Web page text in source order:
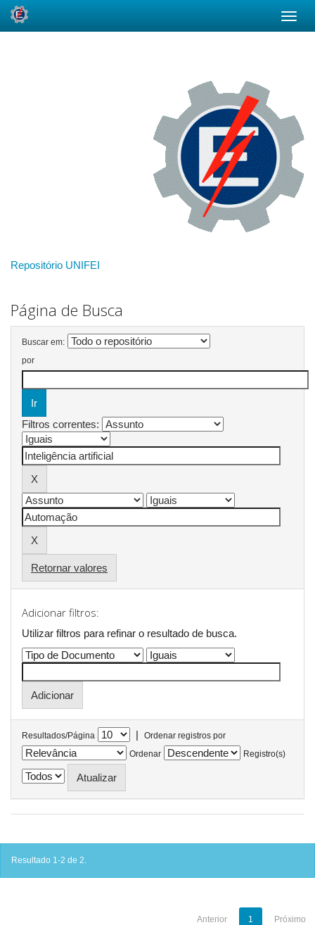
Repositório UNIFEI
Página de Busca
Buscar em:
por
Filtros correntes:
Retornar valores
Adicionar filtros:
Utilizar filtros para refinar o resultado de busca.
Resultados/Página |
Ordenar registros por
Ordenar
Registro(s)
Resultado 1-2 de 2.
Anterior 1 Próximo